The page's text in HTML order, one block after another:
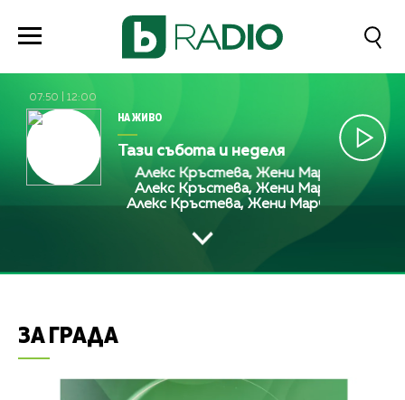
07:50 12:00
НА ЖИВО
Тази събота и неделя
Алекс Кръстева, Жени Марчева и Диана
Алекс Кръстева, Жени Марчева и Диана
Алекс Кръстева, Жени Марчева и Диана
ЗА ГРАДА